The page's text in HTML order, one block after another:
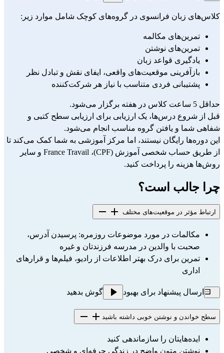
کلاس‌های زبان فرانسوی در گروه‌های کوچک شامل موارد زیر:
تمرین‌های مکالمه
تمرین‌های نوشتن
یادگیری قواعد زبان
بازآفرینی موقعیت‌های واقعی، ایفای نقش و تبادل نظر
پشتیبانی فردی متناسب با نیاز هر شرکت‌کننده
حداقل 5 ساعت کلاس در هفته برگزار می‌شود.
شفاهی شما و یافتن گروه مناسب انجام می‌شود.
روش‌ها هزینه را پرداخت کنید.
چرا جالب است؟
ارتباط مؤثر در موقعیت‌های مختلف
صحبت با والدین در مدرسه فرزندتان و غیره
اداری
ارسال پیشنهاد برای بهبود گوش بدهید
سطح خواندن و نوشتن خوبی داشته باشید
ایده‌هایتان را سازماندهی کنید
نوشتن متون واضح در زندگی حرفه‌ای و شخصی